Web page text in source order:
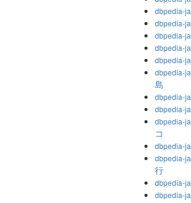
dbpedia-ja
dbpedia-ja
dbpedia-ja
dbpedia-ja
dbpedia-ja
dbpedia-ja
島
dbpedia-ja
dbpedia-ja
dbpedia-ja
コ
dbpedia-ja
dbpedia-ja
行
dbpedia-ja
dbpedia-ja